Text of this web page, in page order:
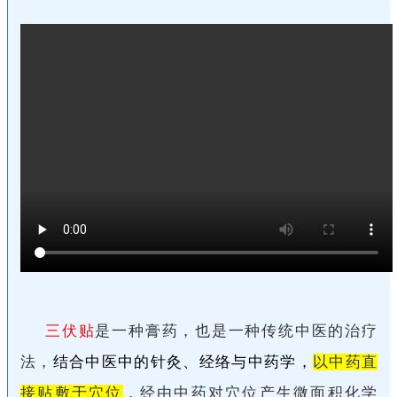
三伏贴是一种膏药，也是一种传统中医的治疗
法， 结合中医中的针灸、经络与中药学， 以中药直
接贴敷于穴位 ，经由中药对穴位产生微面积化学